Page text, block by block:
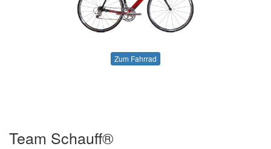
Zum Fahrrad
Team Schauff®